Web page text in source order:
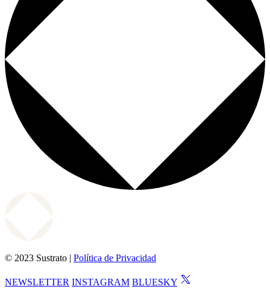
© 2023 Sustrato | Política de Privacidad
NEWSLETTER INSTAGRAM BLUESKY